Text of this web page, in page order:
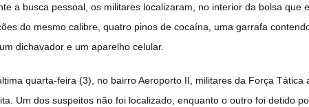
a busca pessoal, os militares localizaram, no interior da bolsa que
do mesmo calibre, quatro pinos de cocaína, uma garrafa
dichavador e um aparelho celular.
quarta-feira (3), no bairro Aeroporto II, militares da Força Tática
Um dos suspeitos não foi localizado, enquanto o outro foi detido